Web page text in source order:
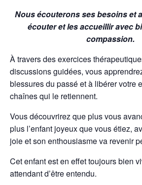
Nous écouterons ses besoins et
écouter et les accueillir avec
compassion.
À travers des exercices
discussions guidées, vous
blessures du passé et à libérer votre
chaînes qui le retiennent.
Vous découvrirez que plus vous
plus l’enfant joyeux que vous étiez,
joie et son enthousiasme va revenir
Cet enfant est en effet toujours bien
attendant d’être entendu.